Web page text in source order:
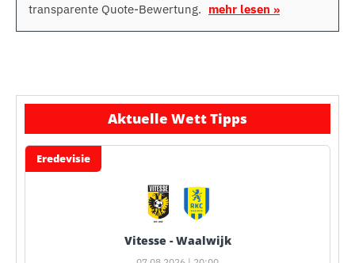
transparente Quote-Bewertung. mehr lesen »
Aktuelle Wett Tipps
Eredevisie
Vitesse - Waalwijk